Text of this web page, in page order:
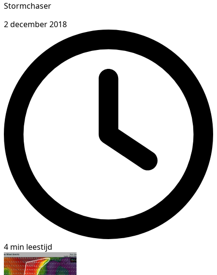
Stormchaser
2 december 2018
4 min leestijd